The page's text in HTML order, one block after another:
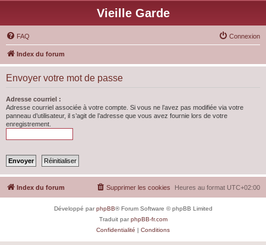
Vieille Garde
FAQ Connexion
Index du forum
Envoyer votre mot de passe
Adresse courriel :
Adresse courriel associée à votre compte. Si vous ne l’avez pas modifiée via votre
panneau d’utilisateur, il s’agit de l’adresse que vous avez fournie lors de votre
enregistrement.
Index du forum Heures au format UTC+02:00
Supprimer les cookies
Développé parphpBB® Forum Software © phpBB Limited
Traduit parphpBB-fr.com
Confidentialité | Conditions